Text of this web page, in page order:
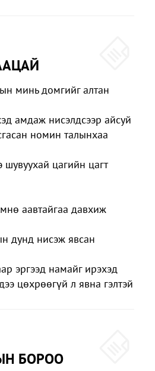
минь домгийг алтан
амдаж нисэлдсээр айсуй
номин талынхаа
цагийн цагт
аавтайгаа давхиж
дунд нисэж явсан
эргээд намайг ирэхэд
цөхрөөгүй л явна гэлтэй
БОРОО